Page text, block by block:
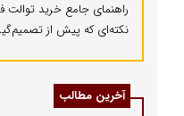
نکته‌ای که پیش از
آخرین مطالب